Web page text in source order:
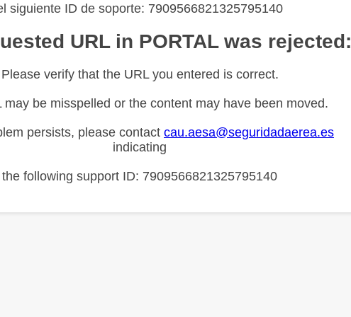
siguiente ID de soporte: 7909566821325795140
URL in PORTAL was rejected:
Please verify that the URL you entered is correct.
may be misspelled or the content may have been moved.
persists, please contact cau.aesa@seguridadaerea.es
indicating
the following support ID: 7909566821325795140